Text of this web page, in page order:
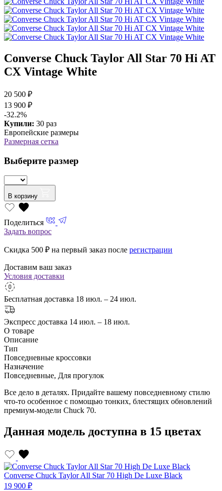
Converse Chuck Taylor All Star 70 Hi AT
CX Vintage White
20 500 ₽
13 900 ₽
-32.2%
Купили: 30 раз
Европейские размеры
Размерная сетка
Выберите размер
В корзину
Поделиться
Задать вопрос
Скидка 500 ₽ на первый заказ после регистрации
Доставим ваш заказ
Условия доставки
Бесплатная доставка 18 июл. – 24 июл.
Экспресс доставка 14 июл. – 18 июл.
О товаре
Описание
Тип
Повседневные кроссовки
Назначение
Повседневные, Для прогулок
Все дело в деталях. Придайте вашему повседневному стилю
что-то особенное с помощью тонких, блестящих обновлений
премиум-модели Chuck 70.
Данная модель доступна в 15 цветах
Converse Chuck Taylor All Star 70 High De Luxe Black
19 900 ₽